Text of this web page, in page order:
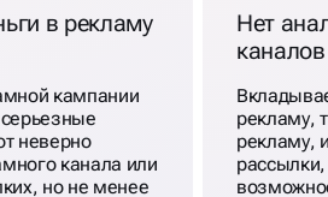
в рекламу
кампании
неверно
канала или
но не менее
Нет
каналов
рекламу,
рекламу,